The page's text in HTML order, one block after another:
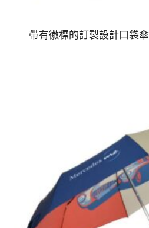
帶有徽標的訂製設計口袋傘